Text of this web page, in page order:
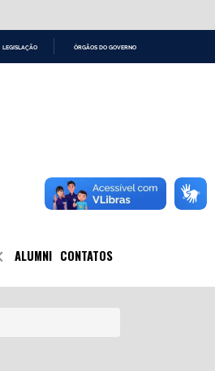
LEGISLAÇÃO ÓRGÃOS DO GOVERNO
ALUMNI CONTATOS